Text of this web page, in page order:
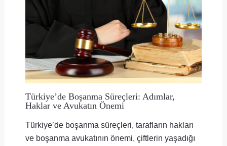
Türkiye’de Boşanma Süreçleri: Adımlar,
Haklar ve Avukatın Önemi
Türkiye’de boşanma süreçleri, tarafların hakları
ve boşanma avukatının önemi, çiftlerin yaşadığı